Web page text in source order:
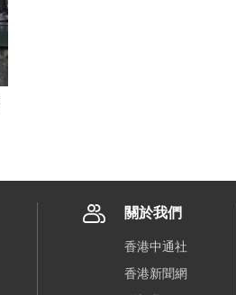
關於我們
香港中通社
香港新聞網